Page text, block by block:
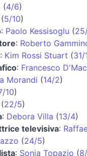
(4/6)
(5/10)
: Paolo Kessisoglu (
: Roberto
: Kim Rossi Stuart (31/
: Francesco
Morandi (14/2)
10)
(22/5)
: Debora Villa (13/4)
televisiva:
(24/5)
: Sonia Topazio (